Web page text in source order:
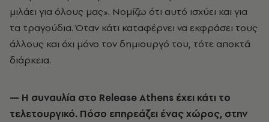
μιλάει για όλους μας». Νομίζω ότι αυτό ισχύει και για
τα τραγούδια. Όταν κάτι καταφέρνει να εκφράσει τους
άλλους και όχι μόνο τον δημιουργό του, τότε αποκτά
διάρκεια.
— Η συναυλία στο ReleaseAthens έχει κάτι το
τελετουργικό. Πόσο επηρεάζει ένας χώρος, στην